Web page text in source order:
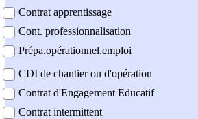
Contrat apprentissage
Cont. professionnalisation
Prépa.opérationnel.emploi
CDI de chantier ou d'opération
Contrat d'Engagement Educatif
Contrat intermittent